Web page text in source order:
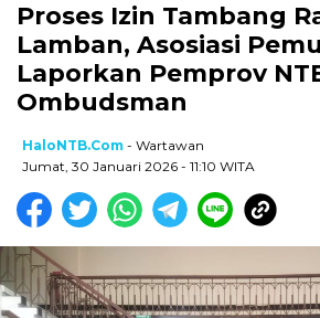
Proses Izin Tambang
Lamban, Asosiasi
Laporkan Pemprov
Ombudsman
HaloNTB.com - Wartawan
Jumat, 30 Januari 2026 - 11:10 WITA